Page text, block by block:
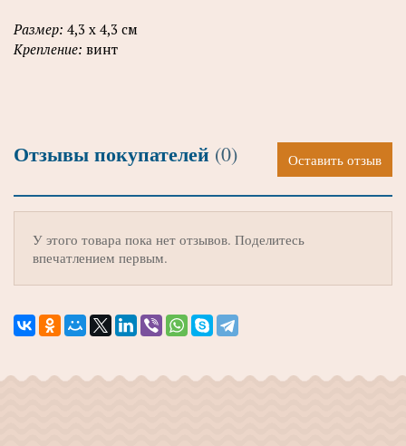
Размер: 4,3 х 4,3 см
Крепление: винт
Отзывы покупателей (0) Оставить отзыв
У этого товара пока нет отзывов. Поделитесь
впечатлением первым.